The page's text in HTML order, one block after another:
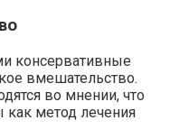
консервативные
вмешательство.
во мнении, что
метод лечения